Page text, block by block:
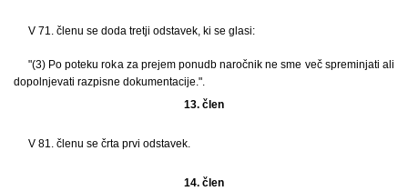
V 71. členu se doda tretji odstavek, ki se glasi:
"(3) Po poteku roka za prejem ponudb naročnik ne sme več spreminjati ali
dopolnjevati razpisne dokumentacije.".
13. člen
V 81. členu se črta prvi odstavek.
14. člen